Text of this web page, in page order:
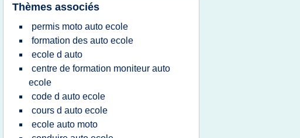
Thèmes associés
permis moto auto ecole
formation des auto ecole
ecole d auto
centre de formation moniteur auto
ecole
code d auto ecole
cours d auto ecole
ecole auto moto